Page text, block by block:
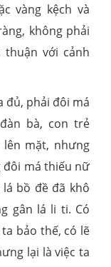
vàng kệch và
không phải
với cảnh
đủ, phải đôi má
bà, con trẻ
mặt, nhưng
đôi má thiếu nữ
bồ đề đã khô
gân lá li ti. Có
bảo thế, có lẽ
lại là việc ta